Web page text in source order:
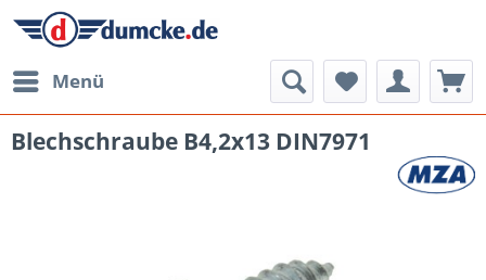
Menü
Blechschraube B4,2x13 DIN7971